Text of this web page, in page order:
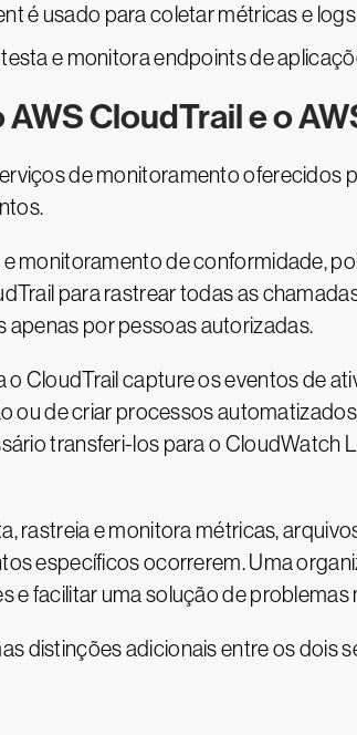
é usado para coletar métricas e
e monitora endpoints de
CloudTrail e o
de monitoramento oferecidos
monitoramento de conformidade,
para rastrear todas as
por pessoas autorizadas.
CloudTrail capture os eventos de
ou de criar processos
transferi-los para o CloudWatch
rastreia e monitora métricas,
específicos ocorrerem. Uma
e facilitar uma solução de problemas
distinções adicionais entre os dois